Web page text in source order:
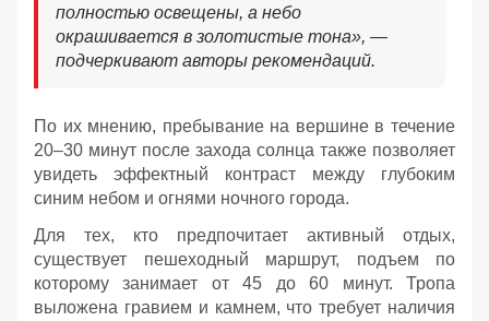
полностью освещены, а небо
окрашивается в золотистые тона», —
подчеркивают авторы рекомендаций.
По их мнению, пребывание на вершине в течение
20–30 минут после захода солнца также позволяет
увидеть эффектный контраст между глубоким
синим небом и огнями ночного города.
Для тех, кто предпочитает активный отдых,
существует пешеходный маршрут, подъем по
которому занимает от 45 до 60 минут. Тропа
выложена гравием и камнем, что требует наличия